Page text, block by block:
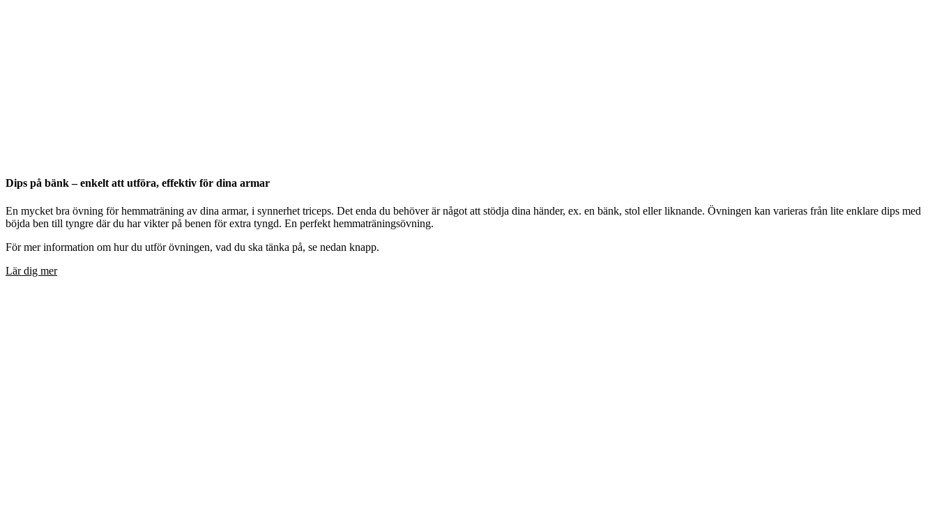
Dips på bänk – enkelt att utföra, effektiv för dina armar
En mycket bra övning för hemmaträning av dina armar, i synnerhet triceps. Det enda du behöver är något att stödja dina händer, ex. en bänk, stol eller liknande. Övningen kan varieras från lite enklare dips med
böjda ben till tyngre där du har vikter på benen för extra tyngd. En perfekt hemmaträningsövning.
För mer information om hur du utför övningen, vad du ska tänka på, se nedan knapp.
Lär dig mer